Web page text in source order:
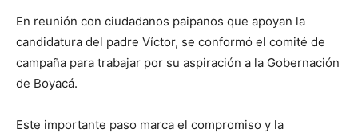
En reunión con ciudadanos paipanos que apoyan la
candidatura del padre Víctor, se conformó el comité de
campaña para trabajar por su aspiración a la Gobernación
de Boyacá.
Este importante paso marca el compromiso y la